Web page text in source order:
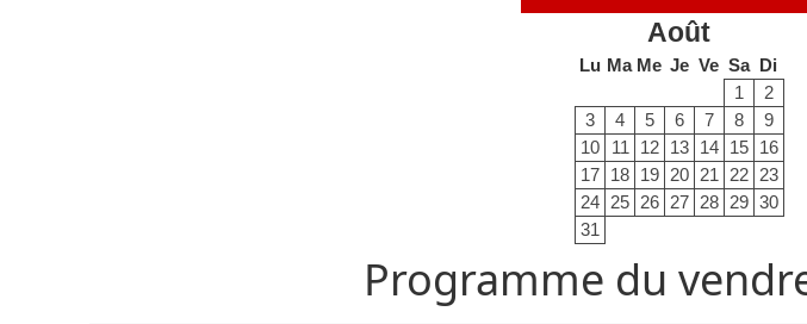
Août
Lu Ma Me Je Ve Sa Di
1
2
3
4 5 6 7 8
9
10
11 12 13 14 15 16
17 18 19 20 21 22 23
24 25 26 27 28 29 30
31
Programme du